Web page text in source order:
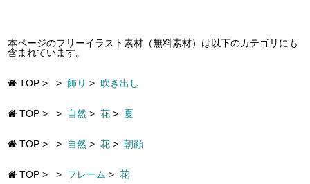
本ページのフリーイラスト素材（無料素材）は以下のカテゴリにも
含まれています。
TOP > > 飾り > 吹き出し
TOP > > 自然 > 花 > 夏
TOP > > 自然 > 花 > 朝顔
TOP > > フレーム > 花